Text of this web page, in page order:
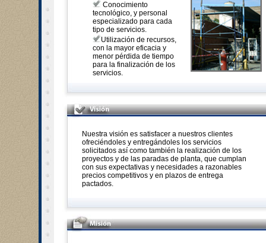
Conocimiento
tecnológico, y personal
especializado para cada
tipo de servicios.
Utilización de recursos,
con la mayor eficacia y
menor pérdida de tiempo
para la finalización de los
servicios.
Nuestra visión es satisfacer a nuestros clientes
ofreciéndoles y entregándoles los servicios
solicitados así como también la realización de los
proyectos y de las paradas de planta, que cumplan
con sus expectativas y necesidades a razonables
precios competitivos y en plazos de entrega
pactados.